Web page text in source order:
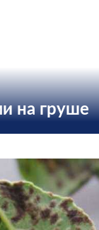
на груше